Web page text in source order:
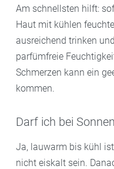
Am schnellsten hilft:
Haut mit kühlen
ausreichend trinken
parfümfreie
Schmerzen kann ein
kommen.
Darf ich bei
Ja, lauwarm bis kühl
nicht eiskalt sein.